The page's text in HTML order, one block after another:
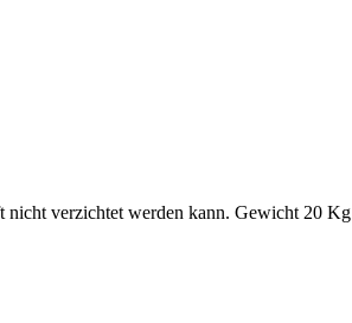
nicht verzichtet werden kann. Gewicht 20 Kg